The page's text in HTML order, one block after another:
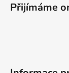
Přijímáme